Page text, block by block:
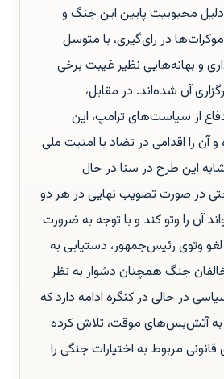
محبوبیت پایین این جنگ و
در رای‌گیری، با متوسل
و بهانه‌هایی نظیر غیبت برخی
آن شده‌اند. در مقابل،
از سیاست‌های ترامپ، این
آن را اقدامی در تضاد با امنیت ملی
این طرح در سنا در حال
در صورت تصویب نهایی در هر دو
آن را وتو کند و با توجه به ضرورت
وتوی رئیس‌جمهور، دستیابی به
جنگ همچنان دشوار به نظر
در حالی در کنگره ادامه دارد که
به آتش‌بس‌های موقت، تلاش کرده
مربوط به اختیارات جنگی را